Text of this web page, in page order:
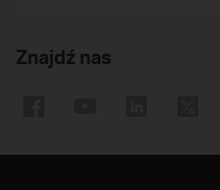
Znajdź nas